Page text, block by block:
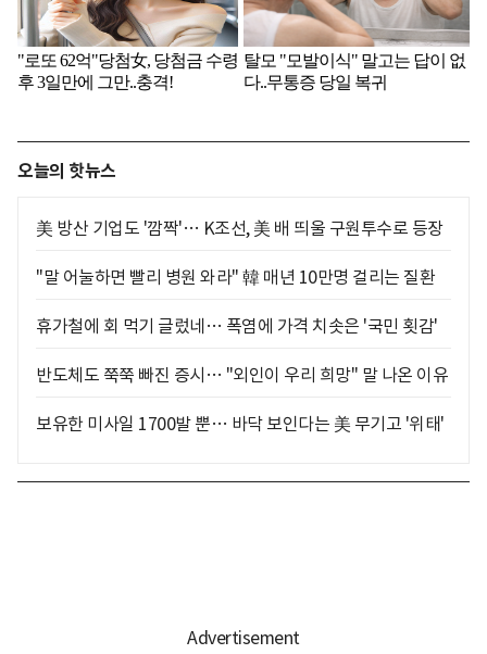
오늘의 핫뉴스
美 방산 기업도 '깜짝'… K조선, 美 배 띄울 구원투수로 등장
"말 어눌하면 빨리 병원 와라" 韓 매년 10만명 걸리는 질환
휴가철에 회 먹기 글렀네… 폭염에 가격 치솟은 '국민 횟감'
반도체도 쭉쭉 빠진 증시… "외인이 우리 희망" 말 나온 이유
보유한 미사일 1700발 뿐… 바닥 보인다는 美 무기고 '위태'